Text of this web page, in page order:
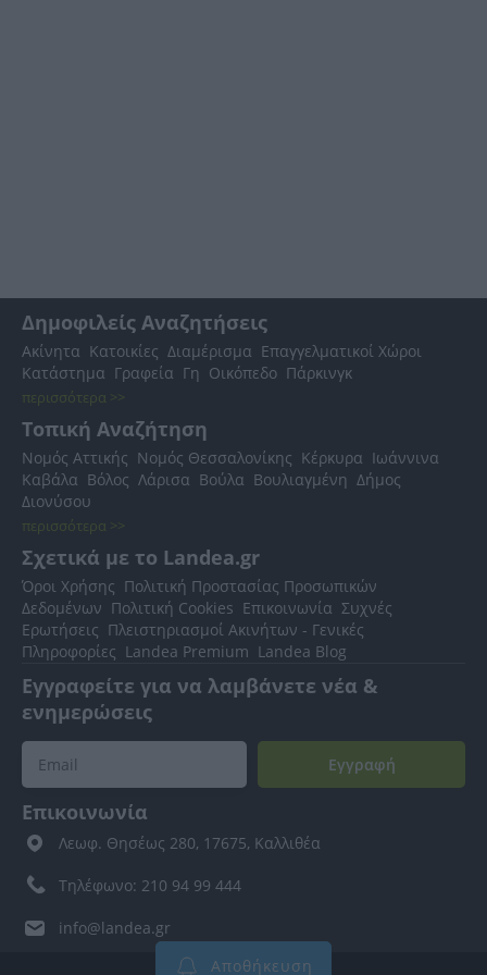
Αποθήκευση
Δημοφιλείς Αναζητήσεις
Ακίνητα Κατοικίες Διαμέρισμα Επαγγελματικοί Χώροι
Κατάστημα Γραφεία Γη Οικόπεδο Πάρκινγκ
περισσότερα >>
Τοπική Αναζήτηση
Νομός Αττικής Νομός Θεσσαλονίκης Κέρκυρα Ιωάννινα
Καβάλα Βόλος Λάρισα Βούλα Βουλιαγμένη Δήμος
Διονύσου
περισσότερα >>
Σχετικά με το Landea.gr
Όροι Χρήσης Πολιτική Προστασίας Προσωπικών
Δεδομένων Πολιτική Cookies Επικοινωνία Συχνές
Ερωτήσεις Πλειστηριασμοί Ακινήτων - Γενικές
Πληροφορίες Landea Premium Landea Blog
Εγγραφείτε για να λαμβάνετε νέα &
ενημερώσεις
Εγγραφή
Επικοινωνία
Λεωφ. Θησέως 280, 17675, Καλλιθέα
Τηλέφωνο: 210 94 99 444
info@landea.gr